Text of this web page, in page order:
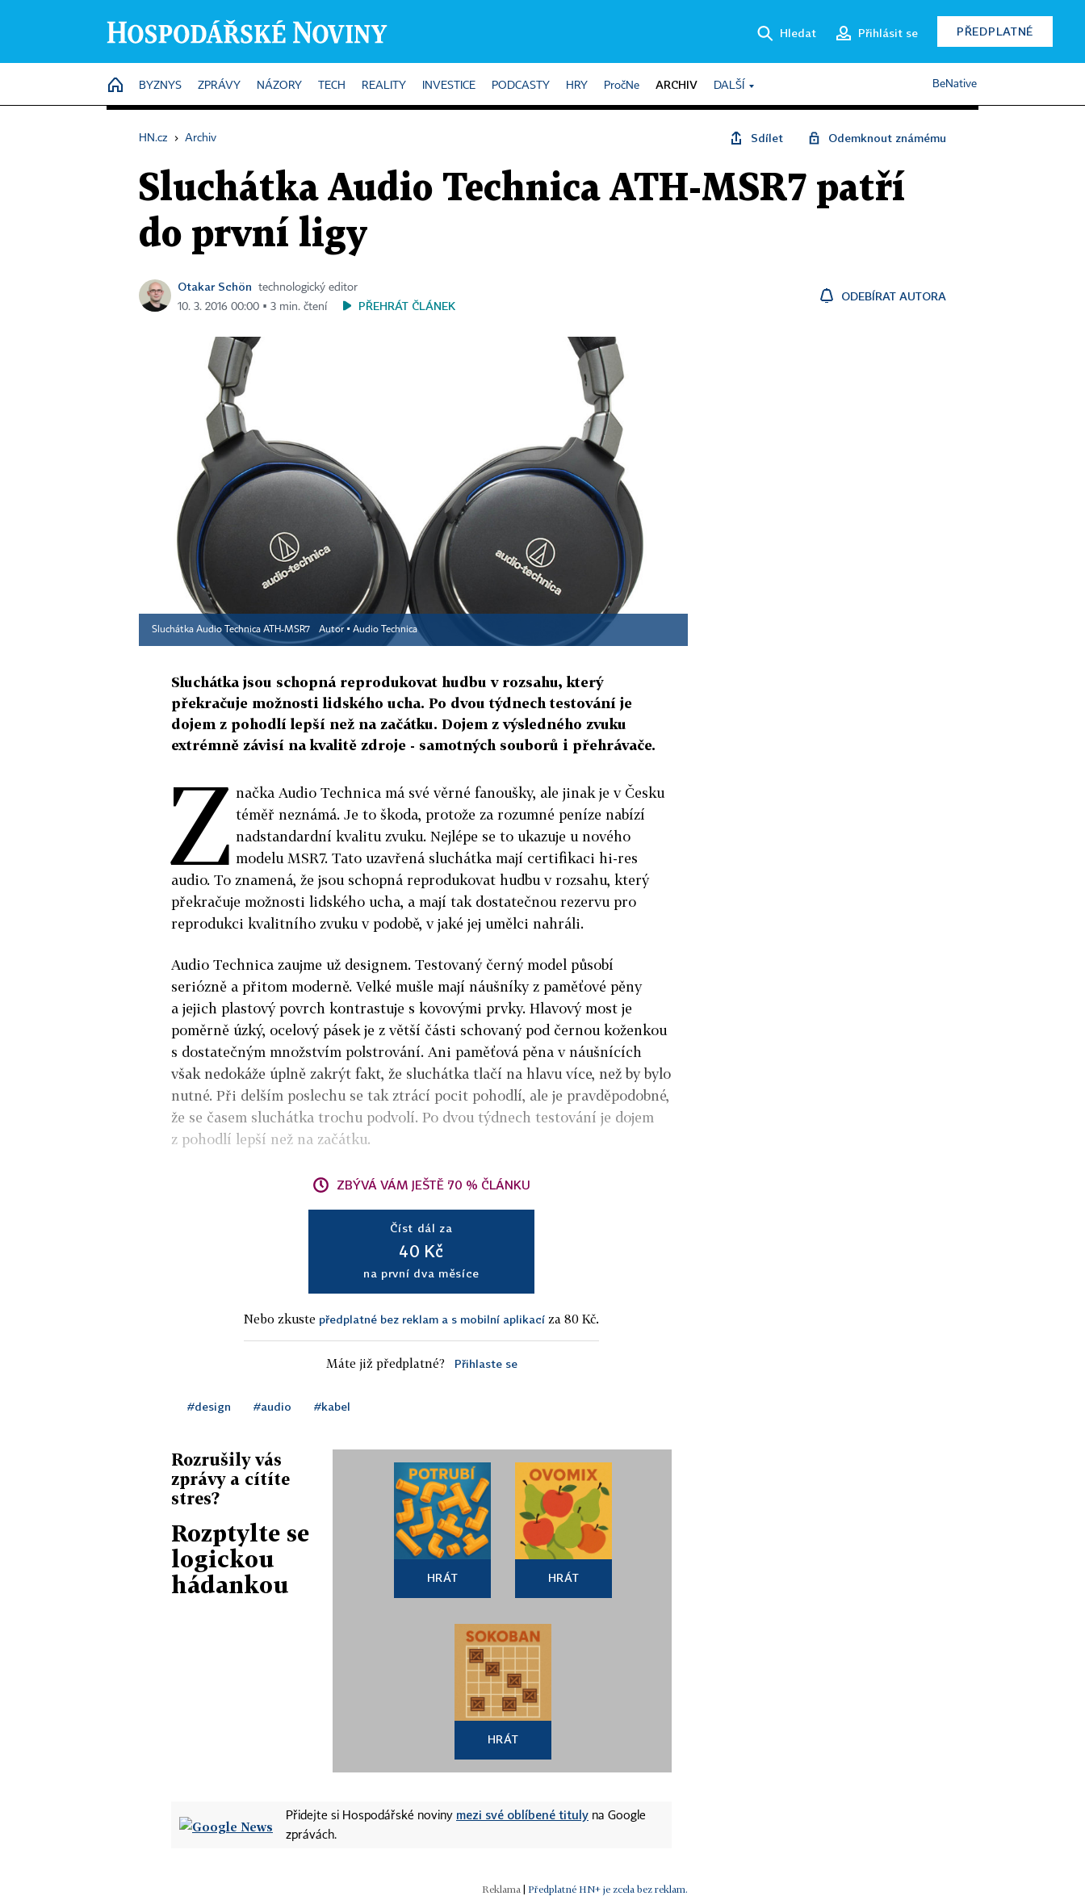
Hledat Přihlásit se PŘEDPLATNÉ
HOME
BYZNYS ZPRÁVY NÁZORY TECH REALITY INVESTICE PODCASTY HRY PročNe ARCHIV DALŠÍ BeNative
HN.cz › Archiv Sdílet Odemknout známému
Sluchátka Audio Technica ATH-MSR7 patří
do první ligy
Otakar Schön
technologický editor
10. 3. 2016 00:00 ▪ 3 min. čtení
PŘEHRÁT ČLÁNEK
ODEBÍRAT AUTORA
Sluchátka Audio Technica ATH-MSR7 Autor ▪ Audio Technica
Sluchátka jsou schopná reprodukovat hudbu v rozsahu, který
překračuje možnosti lidského ucha. Po dvou týdnech testování je
dojem z pohodlí lepší než na začátku. Dojem z výsledného zvuku
extrémně závisí na kvalitě zdroje - samotných souborů i přehrávače.
Z načka Audio Technica má své věrné fanoušky, ale jinak je v Česku
téměř neznámá. Je to škoda, protože za rozumné peníze nabízí
nadstandardní kvalitu zvuku. Nejlépe se to ukazuje u nového
modelu MSR7. Tato uzavřená sluchátka mají certifikaci hi-res
audio. To znamená, že jsou schopná reprodukovat hudbu v rozsahu, který
překračuje možnosti lidského ucha, a mají tak dostatečnou rezervu pro
reprodukci kvalitního zvuku v podobě, v jaké jej umělci nahráli.
Audio Technica zaujme už designem. Testovaný černý model působí
seriózně a přitom moderně. Velké mušle mají náušníky z paměťové pěny
a jejich plastový povrch kontrastuje s kovovými prvky. Hlavový most je
poměrně úzký, ocelový pásek je z větší části schovaný pod černou koženkou
s dostatečným množstvím polstrování. Ani paměťová pěna v náušnících
však nedokáže úplně zakrýt fakt, že sluchátka tlačí na hlavu více, než by bylo
nutné. Při delším poslechu se tak ztrácí pocit pohodlí, ale je pravděpodobné,
že se časem sluchátka trochu podvolí. Po dvou týdnech testování je dojem
z pohodlí lepší než na začátku.
ZBÝVÁ VÁM JEŠTĚ 70 % ČLÁNKU
Číst dál za
40 Kč
na první dva měsíce
Nebo zkuste předplatné bez reklam a s mobilní aplikací za 80 Kč.
Máte již předplatné? Přihlaste se
#design #audio #kabel
Rozrušily vás
zprávy a cítíte
stres?
Rozptylte se
logickou
hádankou
HRÁT HRÁT
HRÁT
Přidejte si Hospodářské noviny mezi své oblíbené tituly na Google
zprávách.
| Předplatné HN+ je zcela bez reklam.